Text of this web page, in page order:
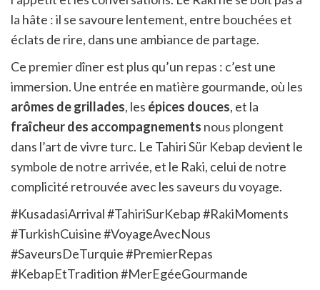
la hâte : il se savoure lentement, entre bouchées et
éclats de rire, dans une ambiance de partage.
Ce premier dîner est plus qu’un repas : c’est une
immersion. Une entrée en matière gourmande, où les
arômes de grillades, les épices douces, et la
fraîcheur des accompagnements nous plongent
dans l’art de vivre turc. Le Tahiri Sür Kebap devient le
symbole de notre arrivée, et le Raki, celui de notre
complicité retrouvée avec les saveurs du voyage.
#KusadasiArrival #TahiriSurKebap #RakiMoments
#TurkishCuisine #VoyageAvecNous
#SaveursDeTurquie #PremierRepas
#KebapEtTradition #MerEgéeGourmande